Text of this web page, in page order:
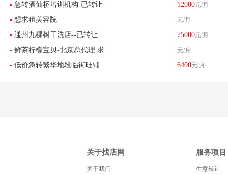
400平米 找店网推荐
急转酒仙桥培训机构-已转让 12000元/月
想求租美容院 元/月
通州九棵树干洗店--已转让 75000元/月
鲜茶柠檬宝贝-北京总代理 求
租北京区域8-30平米店铺
元/月
低价急转繁华地段临街旺铺 6400元/月
关于找店网
关于我们
服务项目
生意转让